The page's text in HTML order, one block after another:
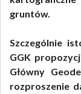
gruntów.
Szczególnie
GGK
Główny
rozproszenie